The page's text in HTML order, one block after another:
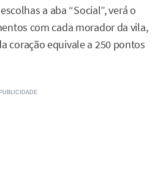
a aba “Social”, verá o
com cada morador da vila,
coração equivale a 250 pontos